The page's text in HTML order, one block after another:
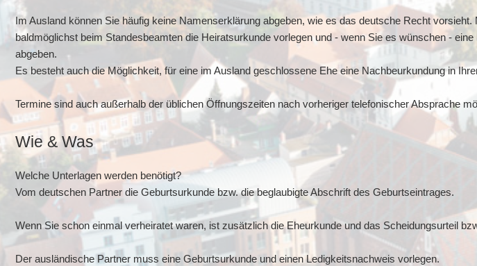
Im Ausland können Sie häufig keine Namenserklärung abgeben, wie es das deutsche Recht
baldmöglichst beim Standesbeamten die Heiratsurkunde vorlegen und - wenn Sie es wünschen -
abgeben.
Es besteht auch die Möglichkeit, für eine im Ausland geschlossene Ehe eine Nachbeurkundung in
Termine sind auch außerhalb der üblichen Öffnungszeiten nach vorheriger telefonischer Absprache
Wie & Was
Welche Unterlagen werden benötigt?
Vom deutschen Partner die Geburtsurkunde bzw. die beglaubigte Abschrift des Geburtseintrages.
Wenn Sie schon einmal verheiratet waren, ist zusätzlich die Eheurkunde und das Scheidungsurteil
Der ausländische Partner muss eine Geburtsurkunde und einen Ledigkeitsnachweis vorlegen.